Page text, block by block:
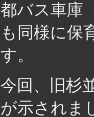
都バス車庫
も同様に保
す。
今回、旧杉
が示されま